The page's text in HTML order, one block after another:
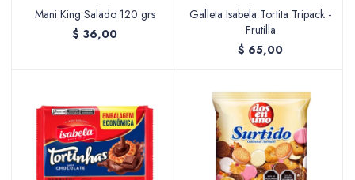
Mani King Salado 120 grs
$ 36,00
Galleta Isabela Tortita Tripack -
Frutilla
$ 65,00
Accesorios